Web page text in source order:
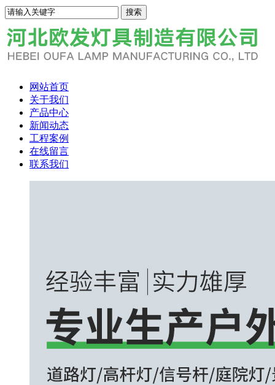
网站首页
关于我们
产品中心
新闻动态
工程案例
在线留言
联系我们